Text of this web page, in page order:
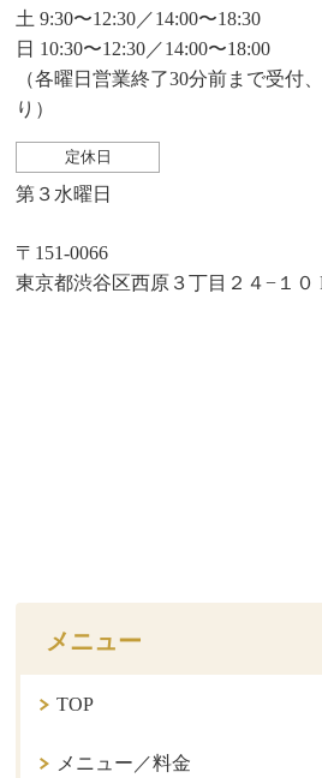
土 9:30〜12:30／14:00〜18:30
日 10:30〜12:30／14:00〜18:00
（各曜日営業終了30分前まで受付
り）
定休日
第３水曜日
〒151-0066
東京都渋谷区西原３丁目２４−１０
メニュー
TOP
メニュー／料金